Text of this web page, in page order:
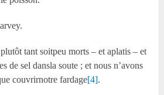
tant soitpeu morts – et aplatis – et
de sel dansla soute ; et nous n’avons
couvrirnotre fardage[4].